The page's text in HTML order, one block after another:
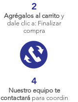
2
Agrégalos al carrito y
dale clic a: Finalizar
compra
4
Nuestro equipo te
contactarápara coordin